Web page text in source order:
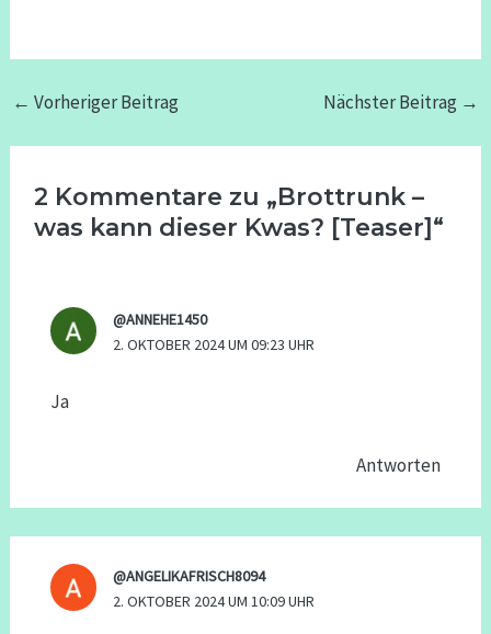
← Vorheriger Beitrag Nächster Beitrag →
2 Kommentare zu „Brottrunk –
was kann dieser Kwas? [Teaser]“
@ANNEHE1450
2. OKTOBER 2024 UM 09:23 UHR
Ja
Antworten
@ANGELIKAFRISCH8094
2. OKTOBER 2024 UM 10:09 UHR